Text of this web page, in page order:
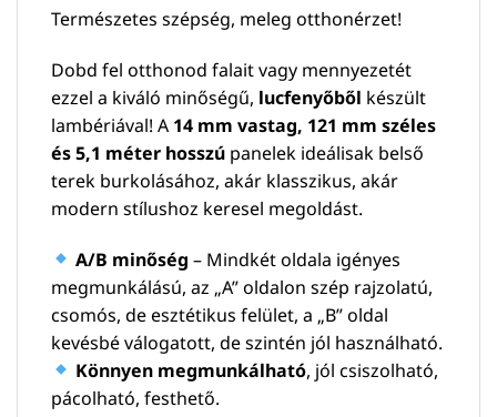
Természetes szépség, meleg otthonérzet!
Dobd fel otthonod falait vagy mennyezetét
ezzel a kiváló minőségű, lucfenyőből készült
lambériával! A 14 mm vastag, 121 mm széles
és 5,1 méter hosszú panelek ideálisak belső
terek burkolásához, akár klasszikus, akár
modern stílushoz keresel megoldást.
A/B minőség – Mindkét oldala igényes
megmunkálású, az „A” oldalon szép rajzolatú,
csomós, de esztétikus felület, a „B” oldal
kevésbé válogatott, de szintén jól használható.
Könnyen megmunkálható, jól csiszolható,
pácolható, festhető.